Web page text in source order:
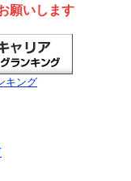
願いします
キング